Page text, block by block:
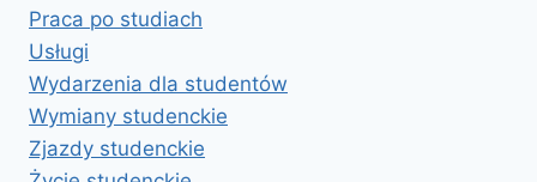
Praca po studiach
Usługi
Wydarzenia dla studentów
Wymiany studenckie
Zjazdy studenckie